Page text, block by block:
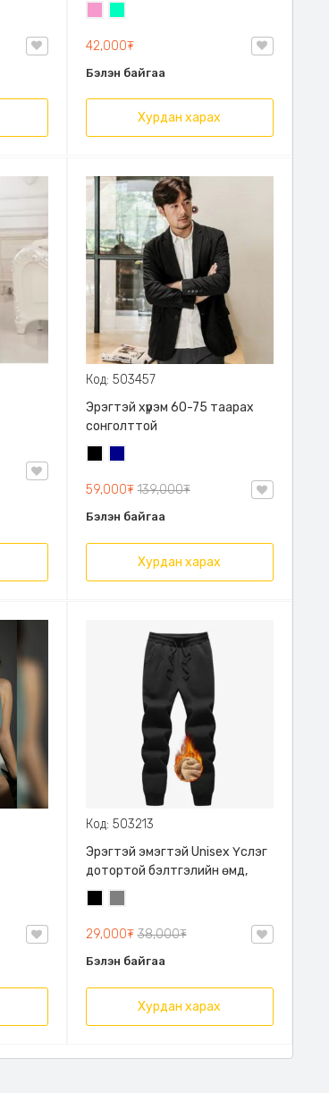
42,000₮
Бэлэн байгаа
Хурдан харах
Код: 503457
Эрэгтэй хүрэм 60-75 таарах
сонголттой
59,000₮139,000₮
Бэлэн байгаа
Хурдан харах
Код: 503213
Эрэгтэй эмэгтэй Unisex Үслэг
дотортой бэлтгэлийн өмд,
29,000₮38,000₮
Бэлэн байгаа
Хурдан харах